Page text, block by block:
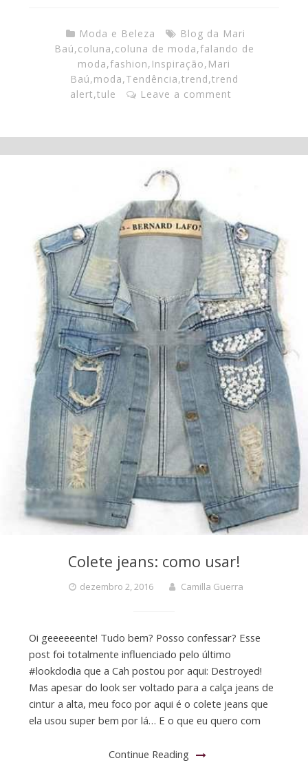
Moda e Beleza
Blog da Mari
Baú,coluna,coluna de moda,falando de
moda,fashion, Inspiração, Mari
Baú,moda,Tendência,trend,trend
alert,tule Leave a comment
Colete jeans: como usar!
dezembro 2, 2016 Camilla Guerra
Oi geeeeeente! Tudo bem? Posso confessar? Esse
post foi totalmente influenciado pelo último
#lookdodia que a Cah postou por aqui: Destroyed!
Mas apesar do look ser voltado para a calça jeans de
cintur a alta, meu foco por aqui é o colete jeans que
ela usou super bem por lá… E o que eu quero com
Continue Reading